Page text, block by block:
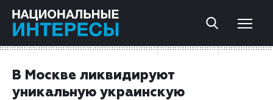
В Москве ликвидируют
уникальную украинскую